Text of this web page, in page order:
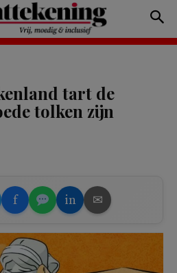
tart de
tolken zijn
f in ✉